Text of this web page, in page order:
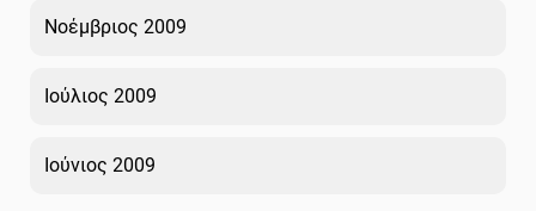
Νοέμβριος 2009
Ιούλιος 2009
Ιούνιος 2009